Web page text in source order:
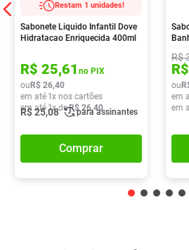
Restam 1 unidades!
Sabonete Liquido Infantil Dove
Hidratacao Enriquecida 400ml
R$ 25,61 no PIX
ou R$ 26,40
em até 1x nos cartões
em até1x deR$ 26,40
R$25,08 para assinantes
Comprar
R$
R$
ou
em
em